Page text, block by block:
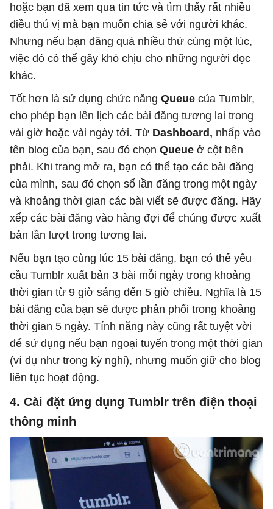
hoặc bạn đã xem qua tin tức và tìm thấy rất nhiều
điều thú vị mà bạn muốn chia sẻ với người khác.
Nhưng nếu bạn đăng quá nhiều thứ cùng một lúc,
việc đó có thể gây khó chịu cho những người đọc
khác.
Tốt hơn là sử dụng chức năng Queue của Tumblr,
cho phép bạn lên lịch các bài đăng tương lai trong
vài giờ hoặc vài ngày tới. Từ Dashboard, nhấp vào
tên blog của bạn, sau đó chọn Queue ở cột bên
phải. Khi trang mở ra, bạn có thể tạo các bài đăng
của mình, sau đó chọn số lần đăng trong một ngày
và khoảng thời gian các bài viết sẽ được đăng. Hãy
xếp các bài đăng vào hàng đợi để chúng được xuất
bản lần lượt trong tương lai.
Nếu bạn tạo cùng lúc 15 bài đăng, bạn có thể yêu
cầu Tumblr xuất bản 3 bài mỗi ngày trong khoảng
thời gian từ 9 giờ sáng đến 5 giờ chiều. Nghĩa là 15
bài đăng của bạn sẽ được phân phối trong khoảng
thời gian 5 ngày. Tính năng này cũng rất tuyệt vời
để sử dụng nếu bạn ngoại tuyến trong một thời gian
(ví dụ như trong kỳ nghỉ), nhưng muốn giữ cho blog
liên tục hoạt động.
4. Cài đặt ứng dụng Tumblr trên điện thoại
thông minh